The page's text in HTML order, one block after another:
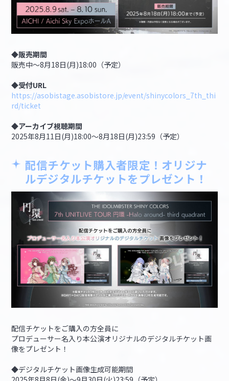
◆販売期間
販売中～8月18日(月)18:00（予定）
◆受付URL
https://asobistage.asobistore.jp/event/shinycolors_7th_thi
rd/ticket
◆アーカイブ視聴期間
2025年8月11日(月)18:00～8月18日(月)23:59（予定）
配信チケット購入者限定！オリジナ
ルデジタルチケットをプレゼント！
配信チケットをご購入の方全員に
プロデューサー名入り本公演オリジナルのデジタルチケット画
像をプレゼント！
◆デジタルチケット画像生成可能期間